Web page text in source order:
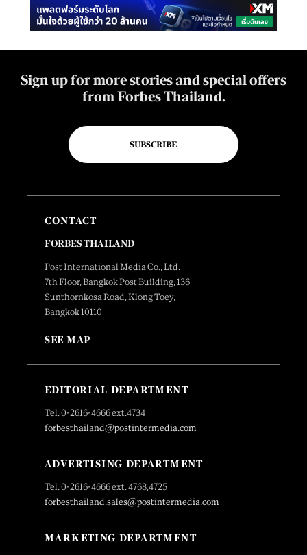
Sign up for more stories and special offers
from Forbes Thailand.
SUBSCRIBE
CONTACT
FORBES THAILAND
Post International Media Co., Ltd.
7th Floor, Bangkok Post Building, 136
Sunthornkosa Road, Klong Toey,
Bangkok 10110
SEE MAP
EDITORIAL DEPARTMENT
Tel. 0-2616-4666 ext.4734
forbesthailand@postintermedia.com
ADVERTISING DEPARTMENT
Tel. 0-2616-4666 ext. 4768,4725
forbesthailand.sales@postintermedia.com
MARKETING DEPARTMENT